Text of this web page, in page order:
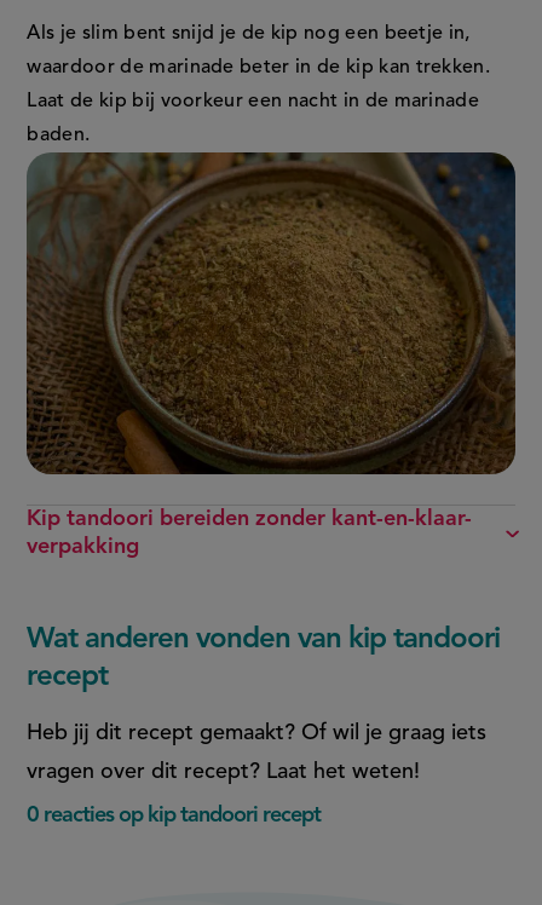
Als je slim bent snijd je de kip nog een beetje in,
waardoor de marinade beter in de kip kan trekken.
Laat de kip bij voorkeur een nacht in de marinade
baden.
Kip tandoori bereiden zonder kant-en-klaar-
verpakking
Wat anderen vonden van kip tandoori
recept
Heb jij dit recept gemaakt? Of wil je graag iets
vragen over dit recept? Laat het weten!
0 reacties op kip tandoori recept